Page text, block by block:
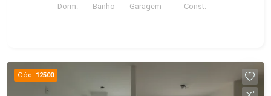
Dorm. Banho Garagem Const.
Cód. 12500